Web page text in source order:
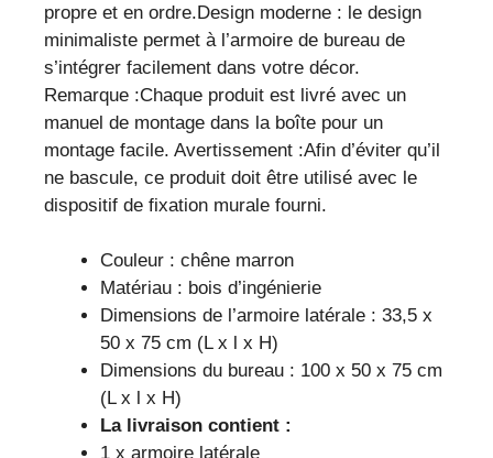
propre et en ordre.Design moderne : le design
minimaliste permet à l’armoire de bureau de
s’intégrer facilement dans votre décor.
Remarque :Chaque produit est livré avec un
manuel de montage dans la boîte pour un
montage facile. Avertissement :Afin d’éviter qu’il
ne bascule, ce produit doit être utilisé avec le
dispositif de fixation murale fourni.
Couleur : chêne marron
Matériau : bois d’ingénierie
Dimensions de l’armoire latérale : 33,5 x
50 x 75 cm (L x l x H)
Dimensions du bureau : 100 x 50 x 75 cm
(L x l x H)
La livraison contient :
1 x armoire latérale